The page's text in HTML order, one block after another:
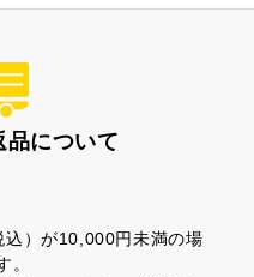
品について
込）が10,000円未満の場
。